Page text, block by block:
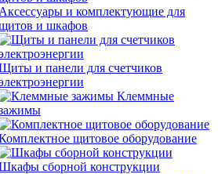
Аксессуары и комплектующие для
и шкафов
и панели для счетчиков
Клеммные
щитовое оборудование
сборной конструкции